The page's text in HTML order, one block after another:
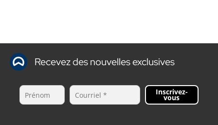
Recevez des nouvelles exclusives
Inscrivez-
vous